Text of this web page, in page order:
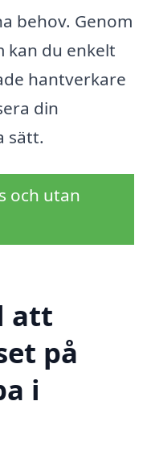
behov. Genom
kan du enkelt
hantverkare
din
sätt.
och utan
att
på
i